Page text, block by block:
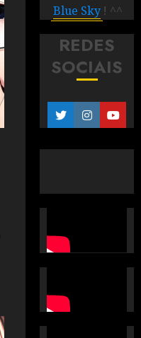
Blue Sky ! ^^
REDES
SOCIAIS